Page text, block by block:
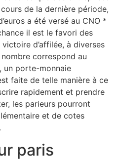
de la dernière période,
a été versé au CNO *
il est le favori des
d’affilée, à diverses
correspond au
un porte-monnaie
faite de telle manière à ce
rapidement et prendre
les parieurs pourront
et de cotes
paris